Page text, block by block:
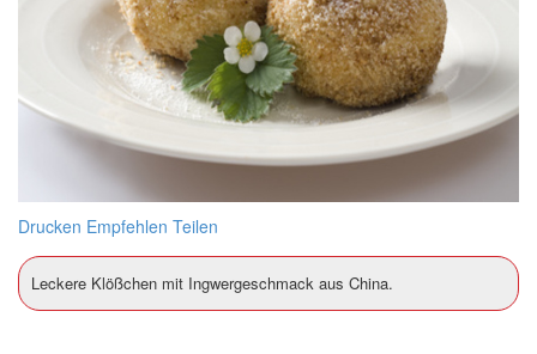
Drucken Empfehlen Teilen
Leckere Klößchen mit Ingwergeschmack aus China.